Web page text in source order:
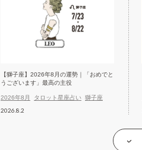
【獅子座】2026年8月の運勢｜「おめでと
うございます」最高の主役
2026年8月 タロット星座占い 獅子座
2026.8.2